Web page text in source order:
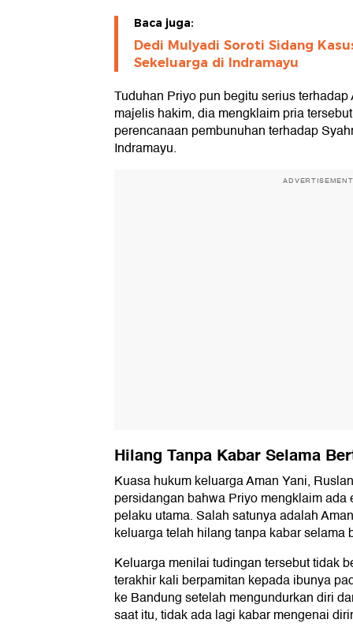
Baca juga:
Dedi Mulyadi Soroti Sidang
Sekeluarga di Indramayu
Tuduhan Priyo pun begitu serius
majelis hakim, dia mengklaim pria
perencanaan pembunuhan terhadap
Indramayu.
ADVERTISEMENT
Hilang Tanpa Kabar Selama
Kuasa hukum keluarga Aman Yani,
persidangan bahwa Priyo mengklaim ada
pelaku utama. Salah satunya adalah
keluarga telah hilang tanpa kabar selama
Keluarga menilai tudingan tersebut tidak
terakhir kali berpamitan kepada ibunya
ke Bandung setelah mengundurkan diri
saat itu, tidak ada lagi kabar mengenai